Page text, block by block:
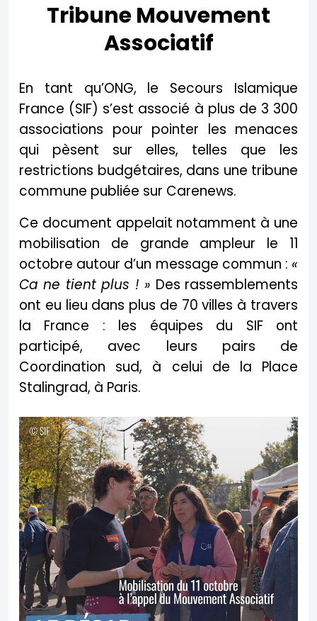
Tribune Mouvement
Associatif
En tant qu’ONG, le Secours Islamique
France (SIF) s’est associé à plus de 3 300
associations pour pointer les menaces
qui pèsent sur elles, telles que les
restrictions budgétaires, dans une tribune
commune publiée sur Carenews.
Ce document appelait notamment à une
mobilisation de grande ampleur le 11
octobre autour d’un message commun : «
Ca ne tient plus ! » Des rassemblements
ont eu lieu dans plus de 70 villes à travers
la France : les équipes du SIF ont
participé, avec leurs pairs de
Coordination sud, à celui de la Place
Stalingrad, à Paris.